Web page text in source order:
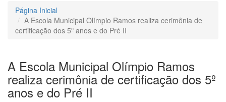
Página Inicial
A Escola Municipal Olímpio Ramos realiza cerimônia de
certificação dos 5º anos e do Pré II
A Escola Municipal Olímpio Ramos
realiza cerimônia de certificação dos 5º
anos e do Pré II